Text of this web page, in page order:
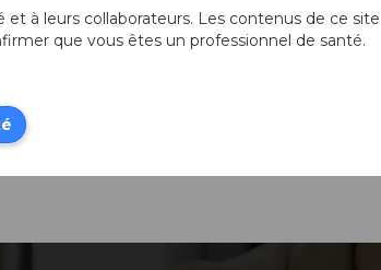
à leurs collaborateurs. Les contenus de ce site
que vous êtes un professionnel de santé.